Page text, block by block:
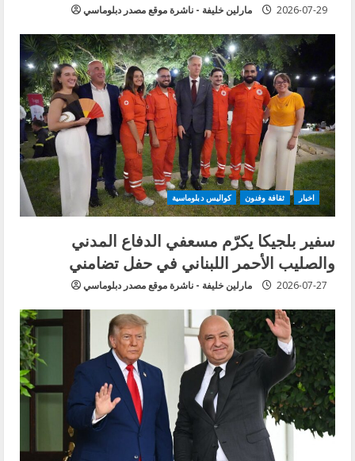
مارلين خليفة - ناشرة موقع مصدر دبلوماسي 2026-07-29
اخبار ثقافة وفنون كواليس دبلوماسية
سفير بلجيكا يكرّم مسعفي الدفاع المدني
والصليب الأحمر اللبناني في حفل تضامني
مارلين خليفة - ناشرة موقع مصدر دبلوماسي 2026-07-27